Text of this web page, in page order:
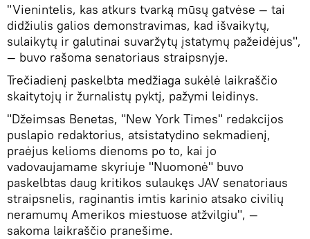
"Vienintelis, kas atkurs tvarką mūsų gatvėse — tai
didžiulis galios demonstravimas, kad išvaikytų,
sulaikytų ir galutinai suvaržytų įstatymų pažeidėjus",
— buvo rašoma senatoriaus straipsnyje.
Trečiadienį paskelbta medžiaga sukėlė laikraščio
skaitytojų ir žurnalistų pyktį, pažymi leidinys.
"Džeimsas Benetas, "New York Times" redakcijos
puslapio redaktorius, atsistatydino sekmadienį,
praėjus kelioms dienoms po to, kai jo
vadovaujamame skyriuje "Nuomonė" buvo
paskelbtas daug kritikos sulaukęs JAV senatoriaus
straipsnelis, raginantis imtis karinio atsako civilių
neramumų Amerikos miestuose atžvilgiu", —
sakoma laikraščio pranešime.